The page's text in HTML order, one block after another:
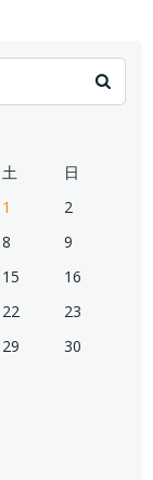
土
日
1
2
8
9
15
16
22
23
29
30